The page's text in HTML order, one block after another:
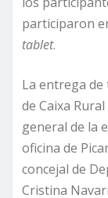
participaron
tablet.
La entrega
de Caixa
general de la
oficina de
concejal de
Cristina